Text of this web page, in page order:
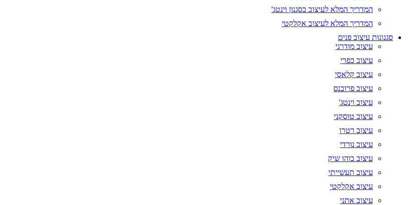
המדריך המלא לעיצוב בסגנון וינטג'
המדריך המלא לעיצוב אקלקטי
סגנונות עיצוב פנים
עיצוב מודרני
עיצוב כפרי
עיצוב קלאסי
עיצוב פרובנס
עיצוב וינטג'
עיצוב טוסקני
עיצוב רטרו
עיצוב נורדי
עיצוב בוהו שיק
עיצוב תעשייתי
עיצוב אקלקטי
עיצוב אתני